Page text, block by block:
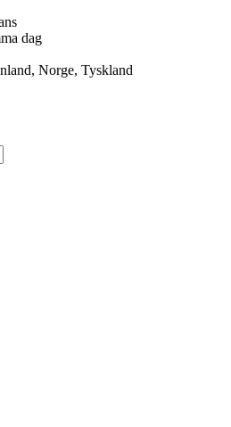
dag
Norge, Tyskland